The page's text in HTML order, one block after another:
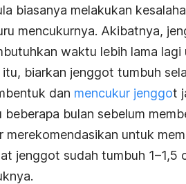
biasanya melakukan
mencukurnya. Akibatnya,
waktu lebih lama lagi
biarkan jenggot tumbuh
dan mencukur jenggot
beberapa bulan sebelum
merekomendasikan untuk
jenggot sudah tumbuh 1–1,5